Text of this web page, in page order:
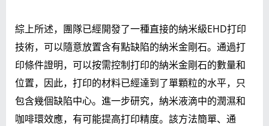
綜上所述，團隊已經開發了一種直接的納米級EHD打印
技術，可以隨意放置含有點缺陷的納米金剛石。通過打
印條件證明，可以按需控制打印的納米金剛石的數量和
位置，因此，打印的材料已經達到了單顆粒的水平，只
包含幾個缺陷中心。進一步研究，納米液滴中的潤濕和
咖啡環效應，有可能提高打印精度。該方法簡單、通